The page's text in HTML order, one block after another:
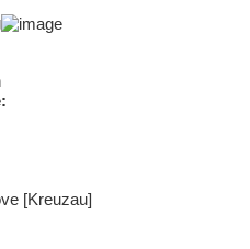
[Kreuzau]